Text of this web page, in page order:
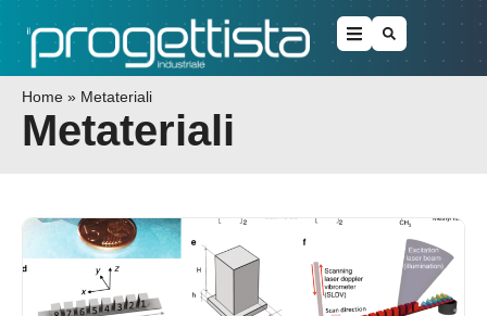
Home » Metateriali
Metateriali